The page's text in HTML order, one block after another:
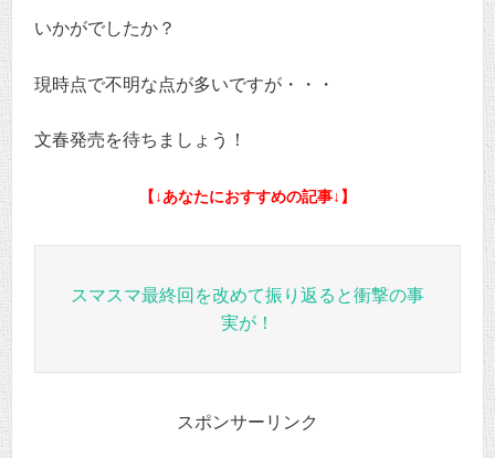
いかがでしたか？
現時点で不明な点が多いですが・・・
文春発売を待ちましょう！
【↓あなたにおすすめの記事↓】
スマスマ最終回を改めて振り返ると衝撃の事
実が！
スポンサーリンク